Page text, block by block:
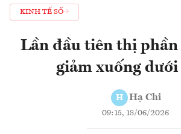
KINH TẾ SỐ
Lần đầu tiên thị phần
giảm xuống dưới
H Hạ Chi
09:15, 18/06/2026